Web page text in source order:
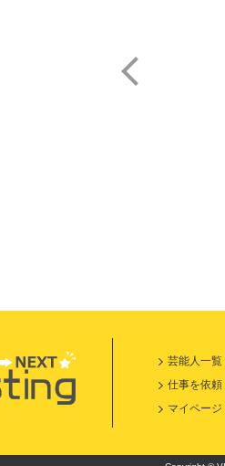
芸能人一覧
仕事を依頼
マイページ